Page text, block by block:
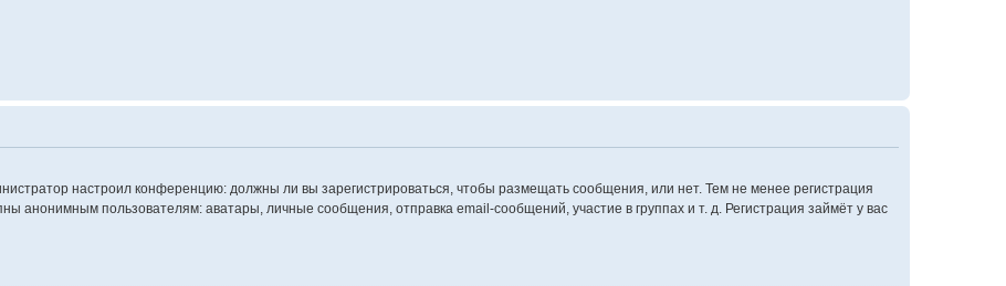
настроил конференцию: должны ли вы зарегистрироваться, чтобы размещать сообщения, или нет. Тем не менее регистрация
анонимным пользователям: аватары, личные сообщения, отправка email-сообщений, участие в группах и т. д. Регистрация займёт у вас